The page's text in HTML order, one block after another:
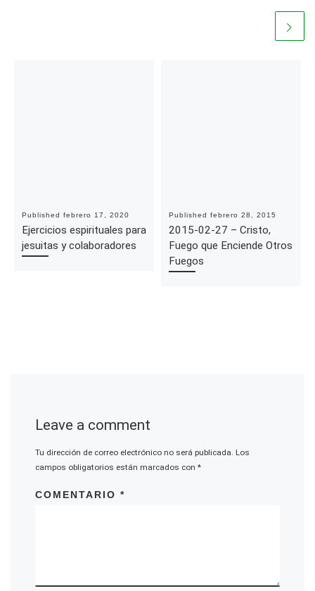
Published febrero 17, 2020
Ejercicios espirituales para
jesuitas y colaboradores
Published febrero 28, 2015
2015-02-27 – Cristo,
Fuego que Enciende Otros
Fuegos
Leave a comment
Tu dirección de correo electrónico no será publicada. Los
campos obligatorios están marcados con*
COMENTARIO*